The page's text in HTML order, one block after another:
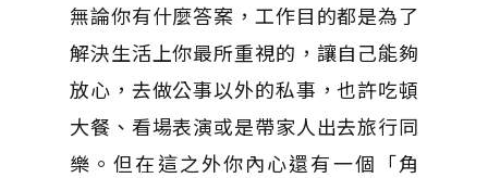
無論你有什麼答案，工作目的都是為了
解決生活上你最所重視的，讓自己能夠
放心，去做公事以外的私事，也許吃頓
大餐、看場表演或是帶家人出去旅行同
樂。但在這之外你內心還有一個「角